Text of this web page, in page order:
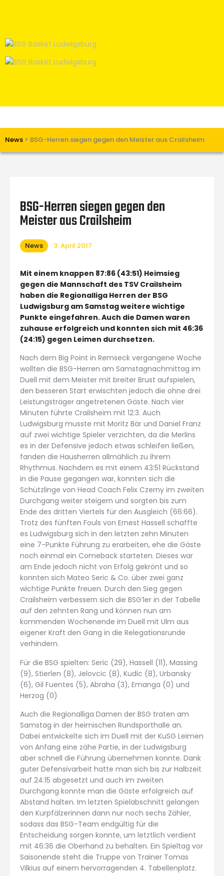
News > BSG-Herren siegen gegen den Meister aus Crailsheim
Verein
Teams W
Links
BSG-Herren siegen gegen den
Meister aus Crailsheim
News 3. April 2017
Mit einem knappen 87:86 (43:51) Heimsieg
gegen die Mannschaft des TSV Crailsheim
haben die Regionalliga Herren der BSG
Ludwigsburg am Samstag weitere wichtige
Punkte eingefahren. Auch die Damen waren
zuhause erfolgreich und konnten sich mit 46:36
(24:15) gegen Leimen durchsetzen.
Nach dem Big Point in Remseck vergangene Woche
wollten die BSG-Herren am Samstagnachmittag im
Duell mit dem Meister mit breiter Brust aufspielen,
den besseren Start erwischten jedoch die ohne drei
Leistungsträger angetretenen Gäste. Nach vier
Minuten führte Crailsheim mit 12:3. Auch
Ludwigsburg musste mit Moritz Bär und Daniel Franz
auf zwei wichtige Spieler verzichten, da die Merlins
es in der Defensive jedoch etwas schleifen ließen,
fanden die Hausherren allmählich zu ihrem
Rhythmus. Nachdem es mit einem 43:51 Rückstand
in die Pause gegangen war, konnten sich die
Schützlinge von Head Coach Felix Czerny im zweiten
Durchgang weiter steigern und sorgten bis zum
Ende des dritten Viertels für den Ausgleich (66:66).
Trotz des fünften Fouls von Ernest Hassell schaffte
es Ludwigsburg sich in den letzten zehn Minuten
eine 7-Punkte Führung zu erarbeiten, ehe die Gäste
noch einmal ein Comeback starteten. Dieses war
am Ende jedoch nicht von Erfolg gekrönt und so
konnten sich Mateo Seric & Co. über zwei ganz
wichtige Punkte freuen. Durch den Sieg gegen
Crailsheim verbessern sich die BSG’ler in der Tabelle
auf den zehnten Rang und können nun am
kommenden Wochenende im Duell mit Ulm aus
eigener Kraft den Gang in die Relegationsrunde
verhindern.
Für die BSG spielten: Seric (29), Hassell (11), Massing
(9), Stierlen (8), Jelovcic (8), Kudic (8), Urbansky
(6), Gil Fuentes (5), Abraha (3), Emanga (0) und
Herzog (0)
Auch die Regionalliga Damen der BSG traten am
Samstag in der heimischen Rundsporthalle an.
Dabei entwickelte sich im Duell mit der KuSG Leimen
von Anfang eine zähe Partie, in der Ludwigsburg
aber schnell die Führung übernehmen konnte. Dank
guter Defensivarbeit hatte man sich bis zur Halbzeit
auf 24:15 abgesetzt und auch im zweiten
Durchgang konnte man die Gäste erfolgreich auf
Abstand halten. Im letzten Spielabschnitt gelangen
den Kurpfälzerinnen dann nur noch sechs Zähler,
sodass das BSG-Team endgültig für die
Entscheidung sorgen konnte, um letztlich verdient
mit 46:36 die Oberhand zu behalten. Ein Spieltag vor
Saisonende steht die Truppe von Trainer Tomas
Vilkius auf einem hervorragenden 4. Tabellenplatz.